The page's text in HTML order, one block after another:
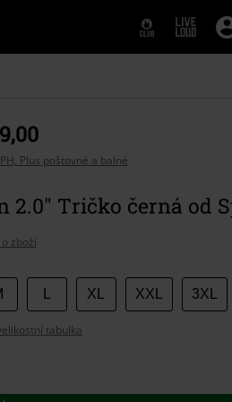
Plus poštovné a balné
2.0" Tričko černá od
zboží
XL XXL 3XL
tabulka